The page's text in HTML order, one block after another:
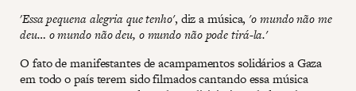
'Essa pequena alegria que tenho', diz a música,'o mundo não me
deu… o mundo não deu, o mundo não pode tirá-la.'
O fato de manifestantes de acampamentos solidários a Gaza
em todo o país terem sido filmados cantando essa música